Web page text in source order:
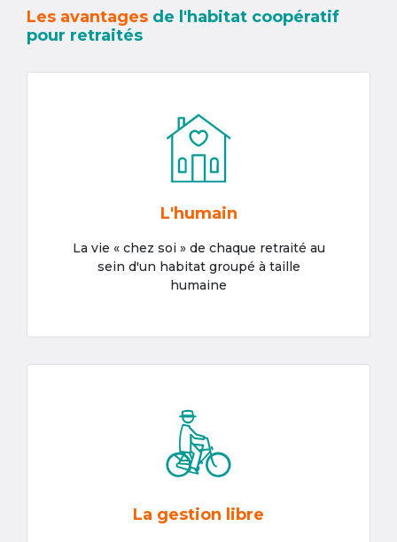
Les avantages de l'habitat coopératif
pour retraités
L'humain
La vie « chez soi » de chaque retraité au
sein d'un habitat groupé à taille
humaine
La gestion libre